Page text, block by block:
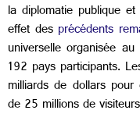
la diplomatie publique
effet des précédents
universelle organisée
192 pays participants.
milliards de dollars pour
de 25 millions de